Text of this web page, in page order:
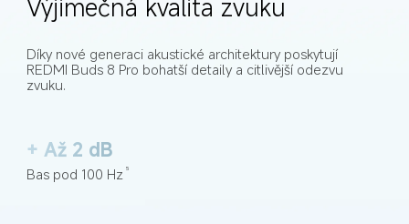
Výjimečná kvalita zvuku
Díky nové generaci akustické architektury poskytují
REDMI Buds 8 Pro bohatší detaily a citlivější odezvu
zvuku.
+ Až 2 dB
Bas pod 100 Hz 5